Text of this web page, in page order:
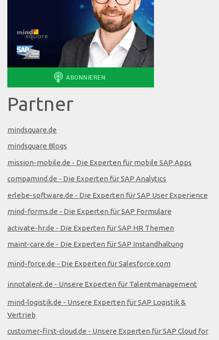
Partner
mindsquare.de
mindsquare Blogs
mission-mobile.de - Die Experten für mobile SAP Apps
compamind.de - Die Experten für SAP Analytics
erlebe-software.de - Die Experten für SAP User Experience
mind-forms.de - Die Experten für SAP Formulare
activate-hr.de - Die Experten für SAP HR Themen
maint-care.de - Die Experten für SAP Instandhaltung
mind-force.de - Die Experten für Salesforce.com
innotalent.de - Unsere Experten für Talentmanagement
mind-logistik.de - Unsere Experten für SAP Logistik &
Vertrieb
customer-first-cloud.de - Unsere Experten für SAP Cloud for